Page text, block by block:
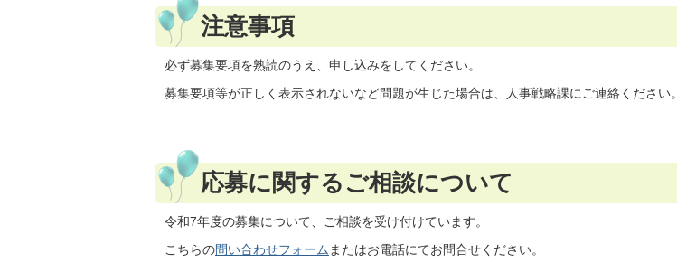
注意事項
必ず募集要項を熟読のうえ、申し込みをしてください。
募集要項等が正しく表示されないなど問題が生じた場合は、人事戦略課にご連絡ください。
応募に関するご相談について
令和7年度の募集について、ご相談を受け付けています。
こちらの問い合わせフォーム またはお電話にてお問合せください。